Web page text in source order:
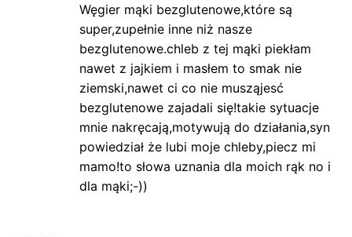
Węgier mąki bezglutenowe,które są
super,zupełnie inne niż nasze
bezglutenowe.chleb z tej mąki piekłam
nawet z jajkiem i masłem to smak nie
ziemski,nawet ci co nie musząjesć
bezglutenowe zajadali się!takie sytuacje
mnie nakręcają,motywują do działania,syn
powiedział że lubi moje chleby,piecz mi
mamo!to słowa uznania dla moich rąk no i
dla mąki;-))